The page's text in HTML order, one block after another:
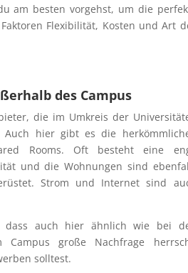
am besten vorgehst, um die
Flexibilität, Kosten und Art
des Campus
die im Umkreis der
hier gibt es die
Rooms. Oft besteht eine
und die Wohnungen sind
Strom und Internet sind
dass auch hier ähnlich wie bei
Campus große Nachfrage
solltest.